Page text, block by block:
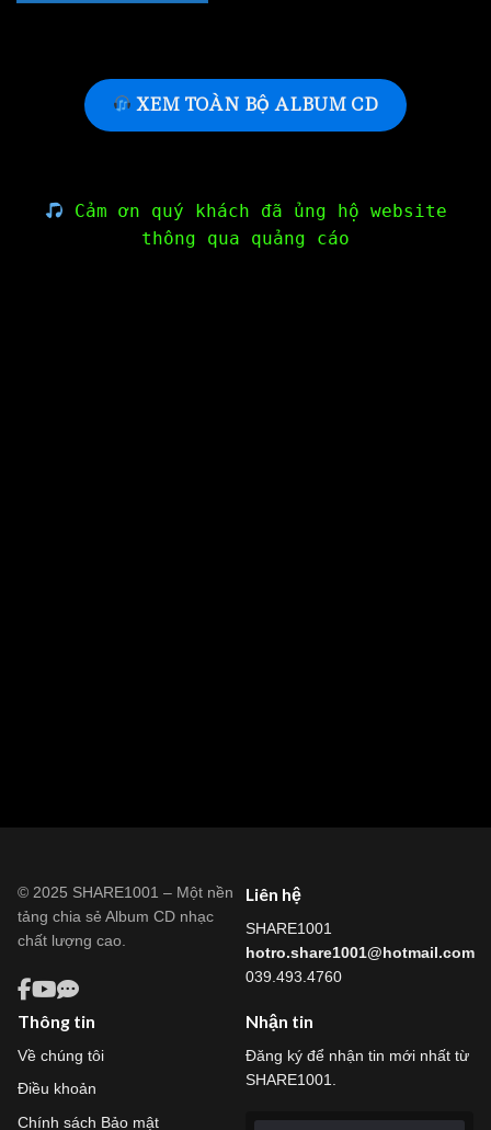
XEM TOÀN BỘ ALBUM CD
Cảm ơn quý khách đã ủng hộ website
thông qua quảng cáo
© 2025 SHARE1001 – Một nền
tảng chia sẻ Album CD nhạc
chất lượng cao.
Liên hệ
SHARE1001
hotro.share1001@hotmail.com
039.493.4760
Thông tin
Về chúng tôi
Điều khoản
Chính sách Bảo mật
Nhận tin
Đăng ký để nhận tin mới nhất từ
SHARE1001.